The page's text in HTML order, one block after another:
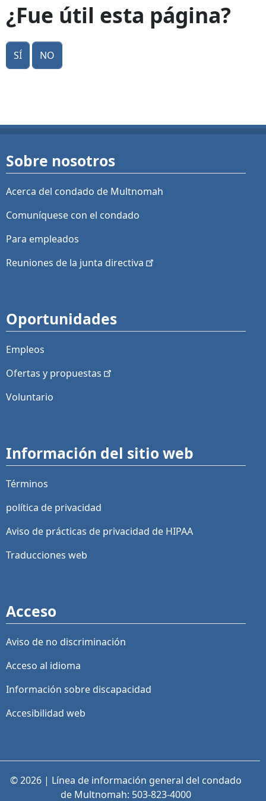
¿Fue útil esta página?
Sí No
Sobre nosotros
Acerca del condado de Multnomah
Comuníquese con el condado
Para empleados
Reuniones de la junta directiva
Oportunidades
Empleos
Ofertas y propuestas
Voluntario
Información del sitio web
Términos
política de privacidad
Aviso de prácticas de privacidad de HIPAA
Traducciones web
Acceso
Aviso de no discriminación
Acceso al idioma
Información sobre discapacidad
Accesibilidad web
© 2026 | Línea de información general del condado
de Multnomah: 503-823-4000